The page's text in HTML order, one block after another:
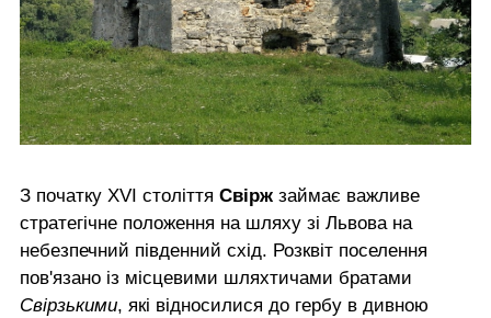
З початку XVI століття Свірж займає важливе
стратегічне положення на шляху зі Львова на
небезпечний південний схід. Розквіт поселення
пов'язано із місцевими шляхтичами братами
Свірзькими, які відносилися до гербу в дивною